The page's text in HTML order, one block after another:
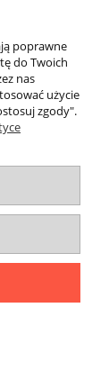
Góra |
poprawne
do Twoich
nas
użycie
zgody".